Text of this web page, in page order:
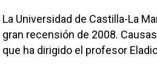
La Universidad de Castilla-La
gran recensión de 2008.
que ha dirigido el profesor